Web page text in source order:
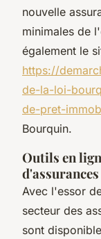
nouvelle
minimales de
également le
https://
de-la-loi-
de-pret-
Bourquin.
Outils en
d'assurances
Avec l'essor
secteur des
sont